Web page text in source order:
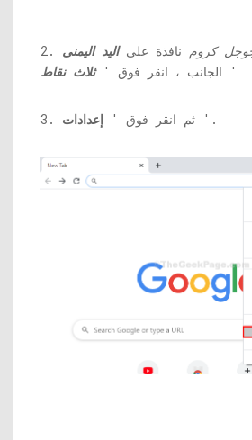
كروم نافذة علىاليد اليمنى
الجانب ، انقر فوق 'ثلاث نقاط '
3. ثم انقر فوق ' إعدادات '.